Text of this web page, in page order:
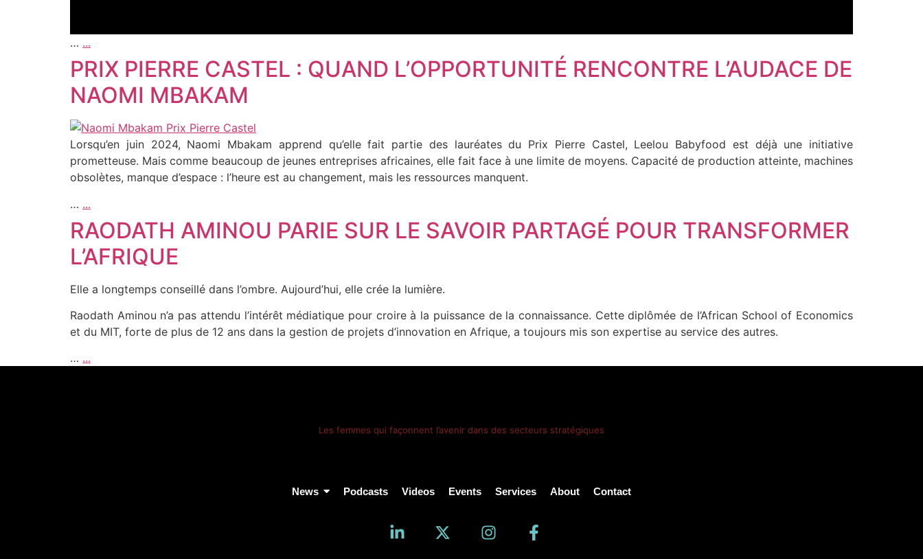
… ...
PRIX PIERRE CASTEL : QUAND L’OPPORTUNITÉ RENCONTRE L’AUDACE DE
NAOMI MBAKAM
Lorsqu’en juin 2024, Naomi Mbakam apprend qu’elle fait partie des lauréates du Prix Pierre Castel, Leelou Babyfood est déjà une initiative
prometteuse. Mais comme beaucoup de jeunes entreprises africaines, elle fait face à une limite de moyens. Capacité de production atteinte, machines
obsolètes, manque d’espace : l’heure est au changement, mais les ressources manquent.
… ...
RAODATH AMINOU PARIE SUR LE SAVOIR PARTAGÉ POUR TRANSFORMER
L’AFRIQUE
Elle a longtemps conseillé dans l’ombre. Aujourd’hui, elle crée la lumière.
Raodath Aminou n’a pas attendu l’intérêt médiatique pour croire à la puissance de la connaissance. Cette diplômée de l’African School of Economics
et du MIT, forte de plus de 12 ans dans la gestion de projets d’innovation en Afrique, a toujours mis son expertise au service des autres.
… ...
Les femmes qui façonnent l’avenir dans des secteurs stratégiques
News Podcasts Videos Events Services About Contact